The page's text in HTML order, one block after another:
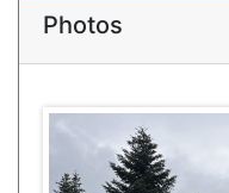
Photos